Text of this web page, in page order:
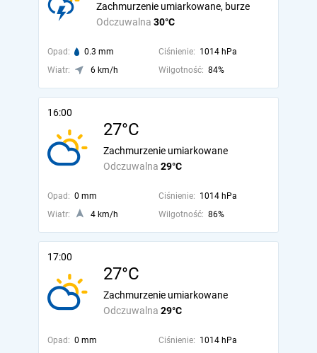
Odczuwalna 30°C
Zachmurzenie umiarkowane, burze
Opad: 0.3 mm Ciśnienie: 1014 hPa
Wiatr:
6 km/h Wilgotność: 84%
16:00
27°C
Odczuwalna 29°C
Zachmurzenie umiarkowane
Opad: 0 mm Ciśnienie: 1014 hPa
Wiatr:
4 km/h Wilgotność: 86%
17:00
27°C
Odczuwalna 29°C
Zachmurzenie umiarkowane
Opad: 0 mm Ciśnienie: 1014 hPa